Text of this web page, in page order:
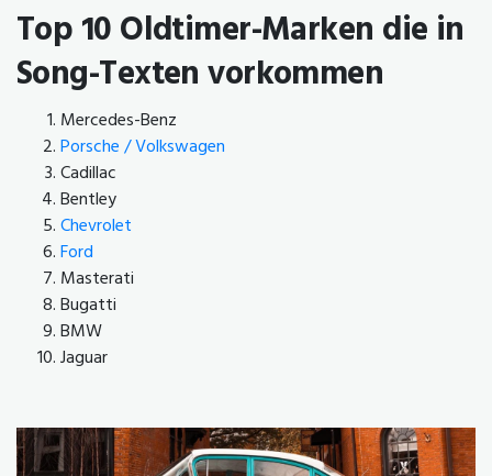
Top 10 Oldtimer-Marken die in
Song-Texten vorkommen
Mercedes-Benz
Porsche / Volkswagen
Cadillac
Bentley
Chevrolet
Ford
Masterati
Bugatti
BMW
Jaguar